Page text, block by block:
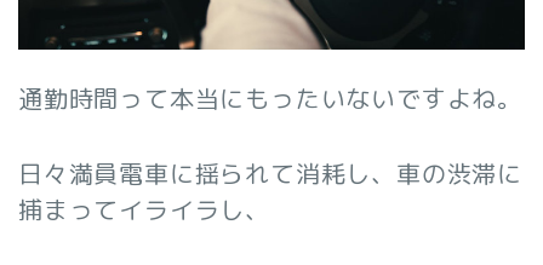
通勤時間って本当にもったいないですよね。
日々満員電車に揺られて消耗し、車の渋滞に
捕まってイライラし、